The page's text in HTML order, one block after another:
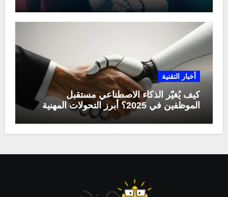
أخبار التقنية
كيف يُغيّر الذكاء الاصطناعي مستقبل
الموظفين في 2025؟ أبرز التحولات المهنية